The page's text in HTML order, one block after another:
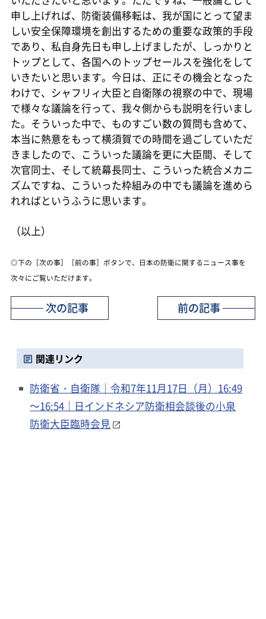
申し上げれば、防衛装備移転は、我が国にとって望ま
しい安全保障環境を創出するための重要な政策的手段
であり、私自身先日も申し上げましたが、しっかりと
トップとして、各国へのトップセールスを強化をして
いきたいと思います。今日は、正にその機会となった
わけで、シャフリィ大臣と自衛隊の視察の中で、現場
で様々な議論を行って、我々側からも説明を行いまし
た。そういった中で、ものすごい数の質問も含めて、
本当に熱意をもって横須賀での時間を過ごしていただ
きましたので、こういった議論を更に大臣間、そして
次官同士、そして統幕長同士、こういった統合メカニ
ズムですね、こういった枠組みの中でも議論を進めら
れればというふうに思います。
（以上）
◎下の［次の事］［前の事］ボタンで、日本の防衛に関するニュース事を
次々にご覧いただけます。
前の記事
次の記事
関連リンク
防衛省・自衛隊｜令和7年11月17日（月）16:49
～16:54｜日インドネシア防衛相会談後の小泉
防衛大臣臨時会見